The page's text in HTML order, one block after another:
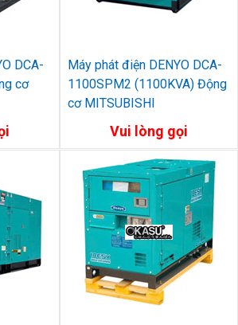
DCA-
cơ
Máy phát điện DENYO DCA-
1100SPM2 (1100KVA) Động
cơ MITSUBISHI
Vui lòng gọi